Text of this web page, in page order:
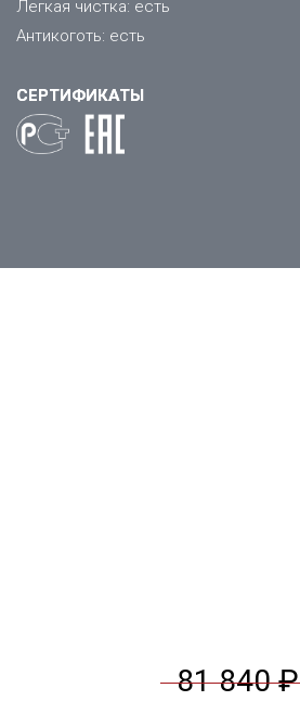
Легкая чистка: есть
Антикоготь: есть
СЕРТИФИКАТЫ
81 840 ₽